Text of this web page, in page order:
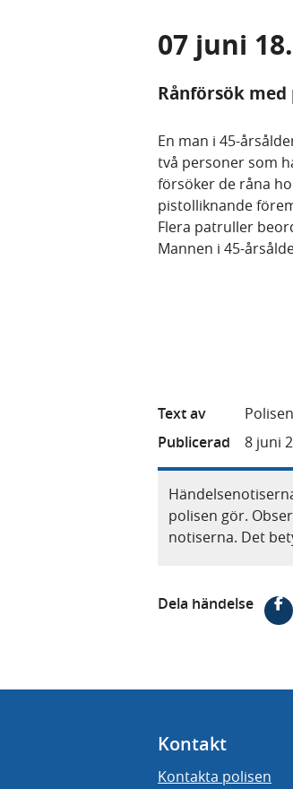
07 juni
Rånförsök
En man i 45-
två personer som
försöker de råna
pistolliknande
Flera patruller
Mannen i 45-
Text av
Publicerad
8 juni
polisen gör.
notiserna. Det
Dela händelse
Kontakt
Kontakta polisen